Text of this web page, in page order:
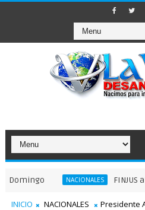
NACIONALES FINJUS alerta
INICIO NACIONALES
Presidente